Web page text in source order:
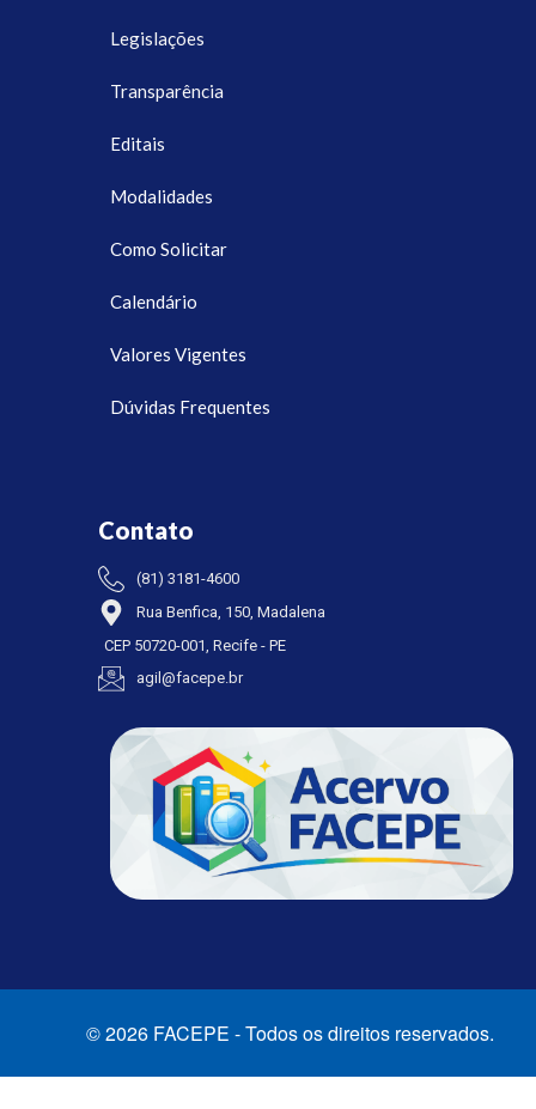
Legislações
Transparência
Editais
Modalidades
Como Solicitar
Calendário
Valores Vigentes
Dúvidas Frequentes
Contato
(81) 3181-4600
Rua Benfica, 150, Madalena
CEP 50720-001, Recife - PE
agil@facepe.br
© 2026 FACEPE - Todos os direitos reservados.